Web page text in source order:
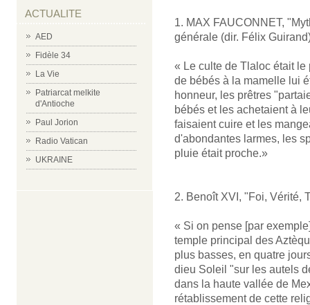
ACTUALITE
AED
Fidèle 34
La Vie
Patriarcat melkite
d'Antioche
Paul Jorion
Radio Vatican
UKRAINE
1. MAX FAUCONNET,
générale (dir. Félix
« Le culte de Tlaloc était le
de bébés à la mamelle lui
honneur, les prêtres
bébés et les achetaient à
faisaient cuire et les
d'abondantes larmes, les
pluie était proche.»
2. Benoît XVI, "Foi, Vérité,
« Si on pense [par
temple principal des
plus basses, en quatre
dieu Soleil "sur les autels
dans la haute vallée de
rétablissement de cette